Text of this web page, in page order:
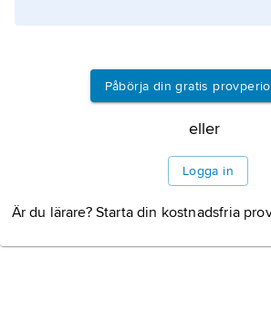
Information om artikeln
Påbörja din gratis
eller
Logga in
Är du lärare? Starta din kostnadsfria